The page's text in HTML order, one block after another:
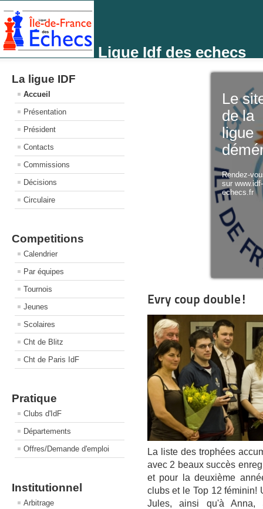
Ligue Idf des echecs
La ligue IDF
Accueil
Présentation
Président
Contacts
Commissions
Décisions
Circulaire
Competitions
Calendrier
Par équipes
Tournois
Jeunes
Scolaires
Cht de Blitz
Cht de Paris IdF
Pratique
Clubs d'IdF
Départements
Offres/Demande d'emploi
Institutionnel
Arbitrage
Le
de la
ligue
Rendez-
sur
echecs.fr
Evry coup double!
La liste des trophées
avec 2 beaux succès
et pour la deuxième
clubs et le Top 12 féminin!
Jules, ainsi qu'à Anna,